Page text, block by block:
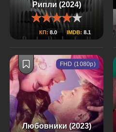
Рипли (2024)
КП:8.0 IMDB: 8.1
Любовники (2023)
FHD (1080p)